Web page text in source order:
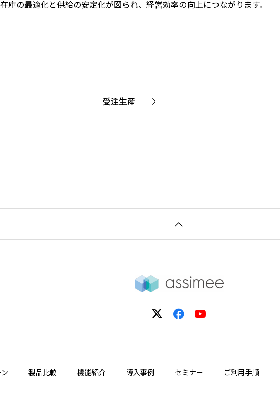
庫の最適化と供給の安定化が図られ、経営効率の向上につながります。
受注生産
製品比較 機能紹介 導入事例 セミナー ご利用手順